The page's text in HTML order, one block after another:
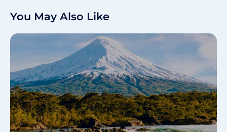
You May Also Like